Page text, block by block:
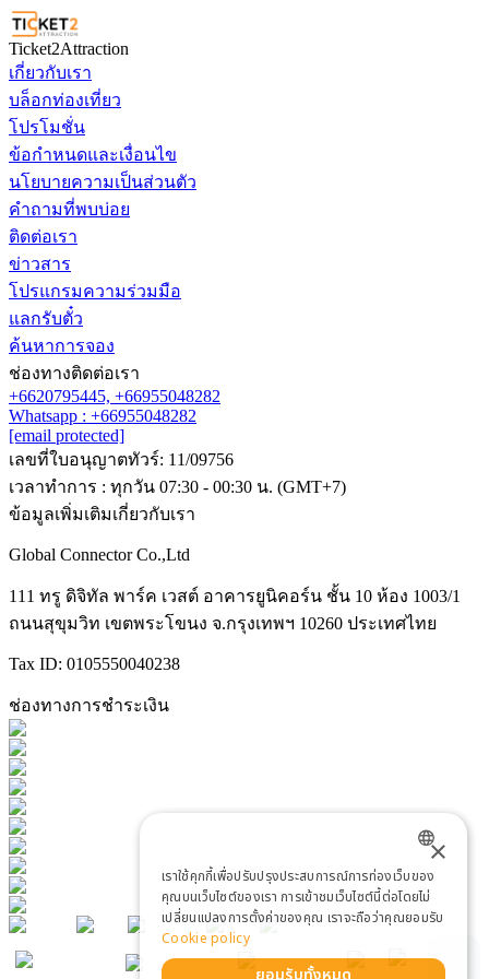
Ticket2Attraction
เกี่ยวกับเรา
บล็อกท่องเที่ยว
โปรโมชั่น
ข้อกำหนดและเงื่อนไข
นโยบายความเป็นส่วนตัว
คำถามที่พบบ่อย
ติดต่อเรา
ข่าวสาร
โปรแกรมความร่วมมือ
แลกรับตั๋ว
ค้นหาการจอง
ช่องทางติดต่อเรา
+6620795445, +66955048282
Whatsapp : +66955048282
[email protected]
เลขที่ใบอนุญาตทัวร์: 11/09756
เวลาทำการ : ทุกวัน 07:30 - 00:30 น. (GMT+7)
ข้อมูลเพิ่มเติมเกี่ยวกับเรา
Global Connector Co.,Ltd
111 ทรู ดิจิทัล พาร์ค เวสต์ อาคารยูนิคอร์น ชั้น 10 ห้อง 1003/1
ถนนสุขุมวิท เขตพระโขนง จ.กรุงเทพฯ 10260 ประเทศไทย
Tax ID: 0105550040238
ช่องทางการชำระเงิน
ENGLISH
THAI
×
เราใช้คุกกี้เพื่อปรับปรุงประสบการณ์การท่องเว็บของ
คุณบนเว็บไซต์ของเรา การเข้าชมเว็บไซต์นี้ต่อโดยไม่
เปลี่ยนแปลงการตั้งค่าของคุณ เราจะถือว่าคุณยอมรับ
Cookie policy